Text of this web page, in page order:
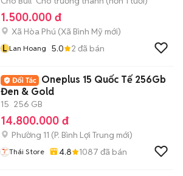
1.500.000 đ
Xã Hòa Phú (Xã Bình Mỹ mới)
L Lan Hoang 5.0 2 đã bán
Oneplus 15 Quốc Tế 256Gb
Đen & Gold
15 256 GB
14.800.000 đ
Phường 11 (P. Bình Lợi Trung mới)
Thái Store 4.8 1087 đã bán